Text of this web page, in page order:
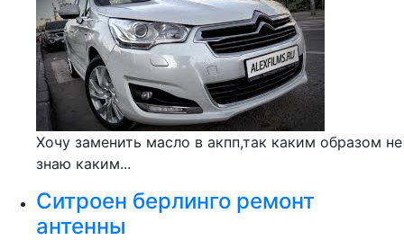
Хочу заменить масло в акпп,так каким образом не
знаю каким...
Ситроен берлинго ремонт
антенны